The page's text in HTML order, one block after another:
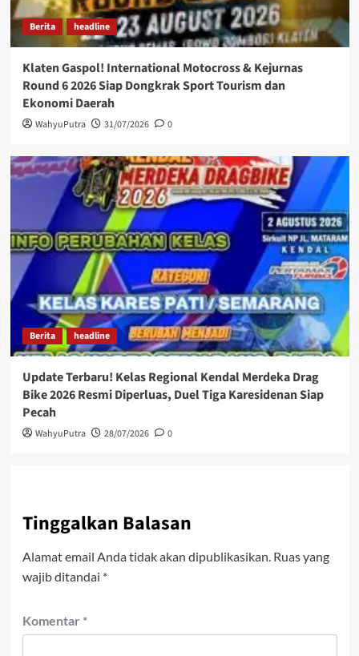
Berita headline
Klaten Gaspol! International Motocross & Kejurnas
Round 6 2026 Siap Dongkrak Sport Tourism dan
Ekonomi Daerah
WahyuPutra 31/07/2026 0
Berita headline
Update Terbaru! Kelas Regional Kendal Merdeka Drag
Bike 2026 Resmi Diperluas, Duel Tiga Karesidenan Siap
Pecah
WahyuPutra 28/07/2026 0
Tinggalkan Balasan
Alamat email Anda tidak akan dipublikasikan. Ruas yang
wajib ditandai *
Komentar *